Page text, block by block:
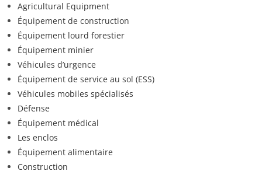
Agricultural Equipment
Équipement de construction
Équipement lourd forestier
Équipement minier
Véhicules d’urgence
Équipement de service au sol (ESS)
Véhicules mobiles spécialisés
Défense
Équipement médical
Les enclos
Équipement alimentaire
Construction